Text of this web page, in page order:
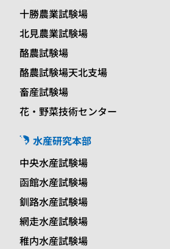
十勝農業試験場
北見農業試験場
酪農試験場
酪農試験場天北支場
畜産試験場
花・野菜技術センター
水産研究本部
中央水産試験場
函館水産試験場
釧路水産試験場
網走水産試験場
稚内水産試験場